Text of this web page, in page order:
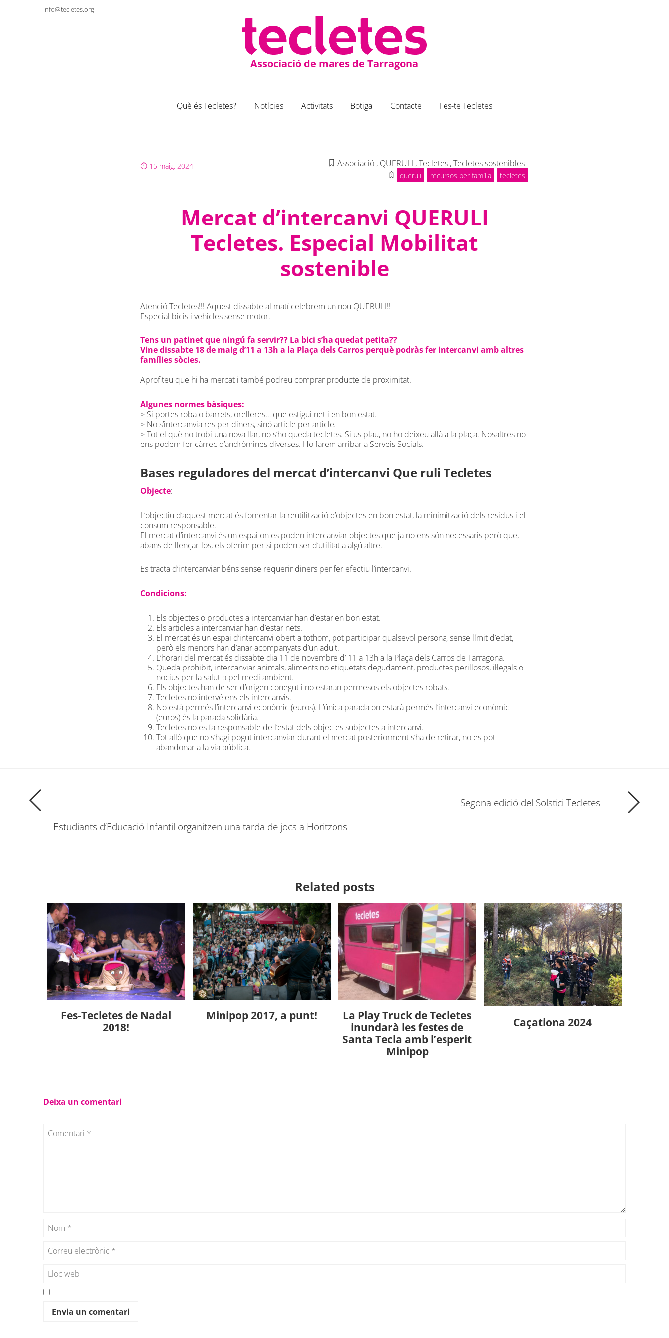
info@tecletes.org
Associació de mares de Tarragona
Què és Tecletes? Notícies Activitats Botiga Contacte Fes-te Tecletes
15 maig, 2024 Associació , QUERULI ,Tecletes ,Tecletes sostenibles
queruli recursos per família tecletes
Mercat d’intercanvi QUERULI
Tecletes. Especial Mobilitat
sostenible
Atenció Tecletes!!! Aquest dissabte al matí celebrem un nou QUERULI!!
Especial bicis i vehicles sense motor.
Tens un patinet que ningú fa servir?? La bici s’ha quedat petita??
Vine dissabte 18 de maig d’11 a 13h a la Plaça dels Carros perquè podràs fer intercanvi amb altres
famílies sòcies.
Aprofiteu que hi ha mercat i també podreu comprar producte de proximitat.
Algunes normes bàsiques:⁠⁠
> Si portes roba o barrets, orelleres… que estigui net i en bon estat.⁠⁠
> No s’intercanvia res per diners, sinó article per article. ⁠⁠
> Tot el què no trobi una nova llar, no s’ho queda tecletes. Si us plau, no ho deixeu allà a la plaça. Nosaltres no
ens podem fer càrrec d’andròmines diverses.⁠⁠ Ho farem arribar a Serveis Socials.
Bases reguladores del mercat d’intercanvi Que ruli Tecletes
Objecte:
L’objectiu d’aquest mercat és fomentar la reutilització d’objectes en bon estat, la minimització dels residus i el
consum responsable.
El mercat d’intercanvi és un espai on es poden intercanviar objectes que ja no ens són necessaris però que,
abans de llençar-los, els oferim per si poden ser d’utilitat a algú altre.
Es tracta d’intercanviar béns sense requerir diners per fer efectiu l’intercanvi.
Condicions:
Els objectes o productes a intercanviar han d’estar en bon estat.
Els articles a intercanviar han d’estar nets.
El mercat és un espai d’intercanvi obert a tothom, pot participar qualsevol persona, sense límit d’edat,
però els menors han d’anar acompanyats d’un adult.
L’horari del mercat és dissabte dia 11 de novembre d’ 11 a 13h a la Plaça dels Carros de Tarragona.
Queda prohibit, intercanviar animals, aliments no etiquetats degudament, productes perillosos, il·legals o
nocius per la salut o pel medi ambient.
Els objectes han de ser d’origen conegut i no estaran permesos els objectes robats.
Tecletes no intervé ens els intercanvis.
No està permés l’intercanvi econòmic (euros). L’única parada on estarà permés l’intercanvi econòmic
(euros) és la parada solidària.
Tecletes no es fa responsable de l’estat dels objectes subjectes a intercanvi.
Tot allò que no s’hagi pogut intercanviar durant el mercat posteriorment s’ha de retirar, no es pot
abandonar a la via pública.
Estudiants d’Educació Infantil organitzen una tarda de jocs a Horitzons
Segona edició del Solstici Tecletes
Related posts
Fes-Tecletes de Nadal
2018!
Minipop 2017, a punt!
La Play Truck de Tecletes
inundarà les festes de
Santa Tecla amb l’esperit
Minipop
Caçationa 2024
Deixa un comentari